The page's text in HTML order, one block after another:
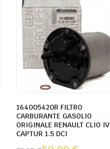
164005420R FILTRO
CARBURANTE GASOLIO
ORIGINALE RENAULT CLIO IV
CAPTUR 1.5 DCI